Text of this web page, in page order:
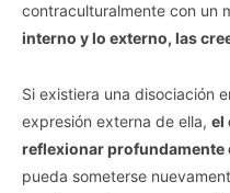
contraculturalmente con un
interno y lo externo, las
Si existiera una disociación
expresión externa de ella, el
reflexionar profundamente
pueda someterse